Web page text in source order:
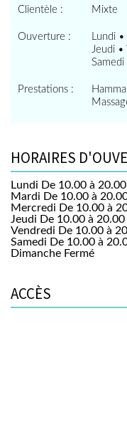
Clientèle : Mixte
Ouverture :
Lundi
Jeudi •
Samedi
Prestations :
HORAIRES
Lundi De 10.00 à 20.00
Mardi De 10.00 à
Mercredi De 10.00 à
Jeudi De 10.00 à 20.00
Vendredi De 10.00 à
Samedi De 10.00 à
Dimanche Fermé
ACCÈS